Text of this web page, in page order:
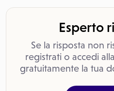
Esperto
Se la risposta non
registrati o accedi
gratuitamente la tua